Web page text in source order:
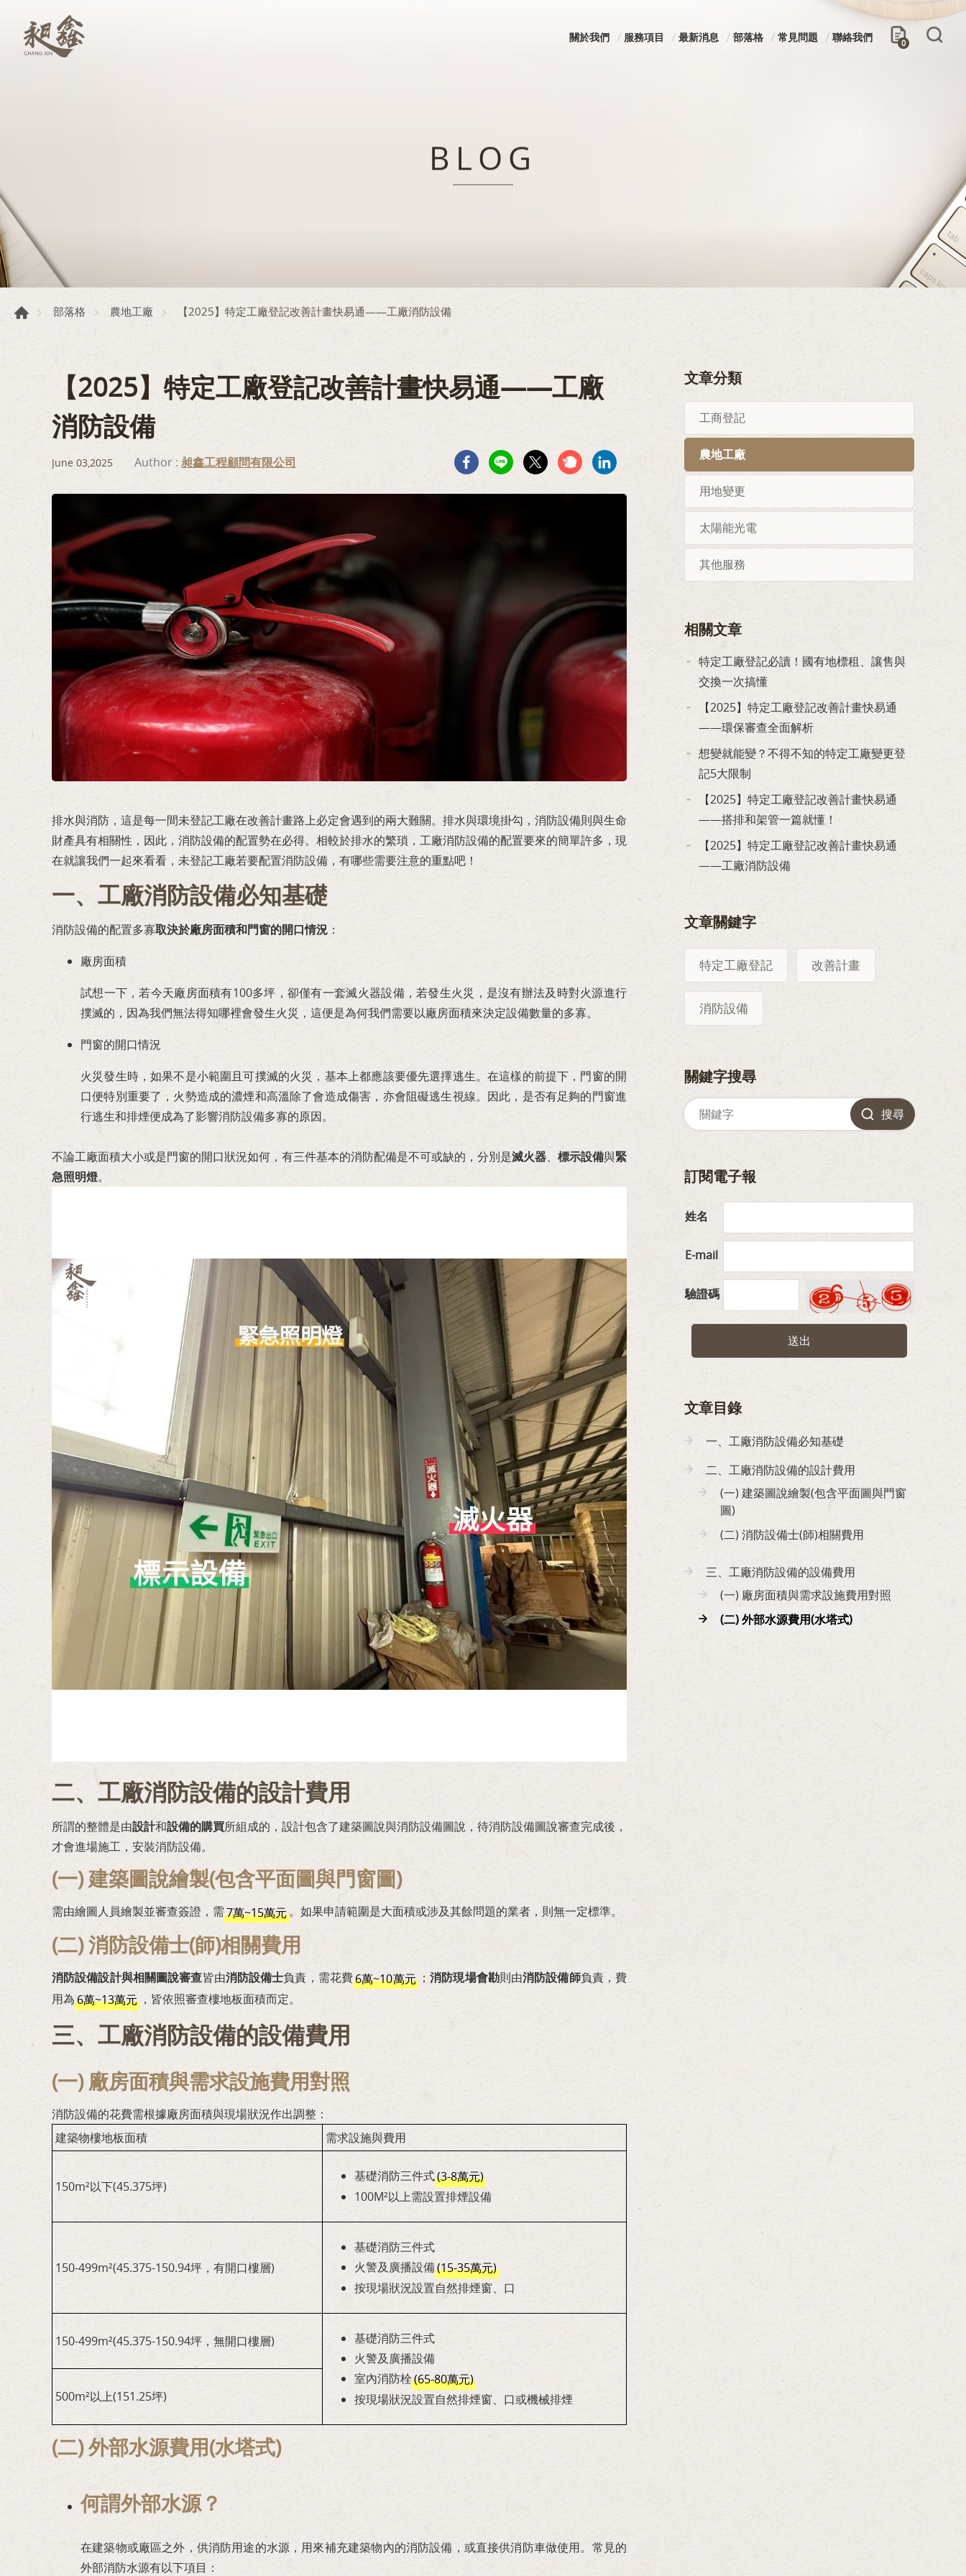
關於我們 服務項目 最新消息 部落格 常見問題 聯絡我們 0
BLOG
部落格 農地工廠 【2025】特定工廠登記改善計畫快易通——工廠消防設備
【2025】特定工廠登記改善計畫快易通——工廠
消防設備
June 03,2025 Author : 昶鑫工程顧問有限公司
排水與消防，這是每一間未登記工廠在改善計畫路上必定會遇到的兩大難關。排水與環境掛勾，消防設備則與生命
財產具有相關性，因此，消防設備的配置勢在必得。相較於排水的繁瑣，工廠消防設備的配置要來的簡單許多，現
在就讓我們一起來看看，未登記工廠若要配置消防設備，有哪些需要注意的重點吧！
一、工廠消防設備必知基礎
消防設備的配置多寡取決於廠房面積和門窗的開口情況 ：
廠房面積
試想一下，若今天廠房面積有100多坪，卻僅有一套滅火器設備，若發生火災，是沒有辦法及時對火源進行
撲滅的，因為我們無法得知哪裡會發生火災，這便是為何我們需要以廠房面積來決定設備數量的多寡。
門窗的開口情況
火災發生時，如果不是小範圍且可撲滅的火災，基本上都應該要優先選擇逃生。在這樣的前提下，門窗的開
口便特別重要了，火勢造成的濃煙和高溫除了會造成傷害，亦會阻礙逃生視線。因此，是否有足夠的門窗進
行逃生和排煙便成為了影響消防設備多寡的原因。
不論工廠面積大小或是門窗的開口狀況如何，有三件基本的消防配備是不可或缺的，分別是滅火器、 標示設備與緊
急照明燈。
二、工廠消防設備的設計費用
所謂的整體是由設計和設備的購買所組成的，設計包含了建築圖說與消防設備圖說，待消防設備圖說審查完成後，
才會進場施工，安裝消防設備。
(一) 建築圖說繪製(包含平面圖與門窗圖)
需由繪圖人員繪製並審查簽證，需7萬~15萬元。如果申請範圍是大面積或涉及其餘問題的業者，則無一定標準。
(二) 消防設備士(師)相關費用
消防設備設計與相關圖說審查皆由消防設備士負責，需花費6萬~10萬元 ；消防現場會勘則由消防設備師負責，費
用為6萬~13萬元 ，皆依照審查樓地板面積而定。
三、工廠消防設備的設備費用
(一) 廠房面積與需求設施費用對照
消防設備的花費需根據廠房面積與現場狀況作出調整：
建築物樓地板面積
需求設施與費用
150m²以下(45.375坪)
基礎消防三件式(3-8萬元)
100M²以上需設置排煙設備
150-499m²(45.375-150.94坪，有開口樓層)
基礎消防三件式
火警及廣播設備(15-35萬元)
按現場狀況設置自然排煙窗、口
150-499m²(45.375-150.94坪，無開口樓層)
基礎消防三件式
火警及廣播設備
室內消防栓(65-80萬元)
按現場狀況設置自然排煙窗、口或機械排煙
500m²以上(151.25坪)
(二) 外部水源費用(水塔式)
何謂外部水源？
在建築物或廠區之外，供消防用途的水源，用來補充建築物內的消防設備，或直接供消防車做使用。常見的
外部消防水源有以下項目：
文章分類
工商登記
農地工廠
用地變更
太陽能光電
其他服務
相關文章
特定工廠登記必讀！國有地標租、讓售與
交換一次搞懂
【2025】特定工廠登記改善計畫快易通
——環保審查全面解析
想變就能變？不得不知的特定工廠變更登
記5大限制
【2025】特定工廠登記改善計畫快易通
——搭排和架管一篇就懂！
【2025】特定工廠登記改善計畫快易通
——工廠消防設備
文章關鍵字
特定工廠登記 改善計畫
消防設備
關鍵字搜尋
搜尋
訂閱電子報
姓名
E-mail
驗證碼
送出
文章目錄
一、工廠消防設備必知基礎
二、工廠消防設備的設計費用
(一) 建築圖說繪製(包含平面圖與門窗
圖)
(二) 消防設備士(師)相關費用
三、工廠消防設備的設備費用
(一) 廠房面積與需求設施費用對照
(二) 外部水源費用(水塔式)